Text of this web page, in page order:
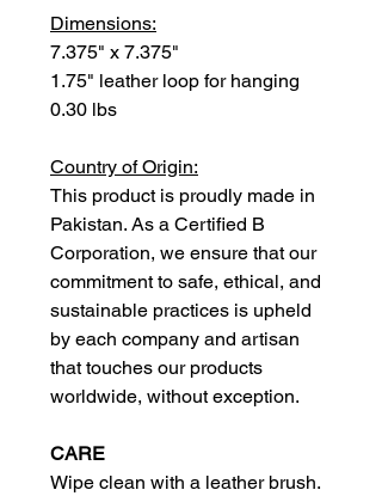
Dimensions:
7.375" x 7.375"
1.75" leather loop for hanging
0.30 lbs
Country of Origin:
This product is proudly made in
Pakistan. As a Certified B
Corporation, we ensure that our
commitment to safe, ethical, and
sustainable practices is upheld
by each company and artisan
that touches our products
worldwide, without exception.
CARE
Wipe clean with a leather brush.